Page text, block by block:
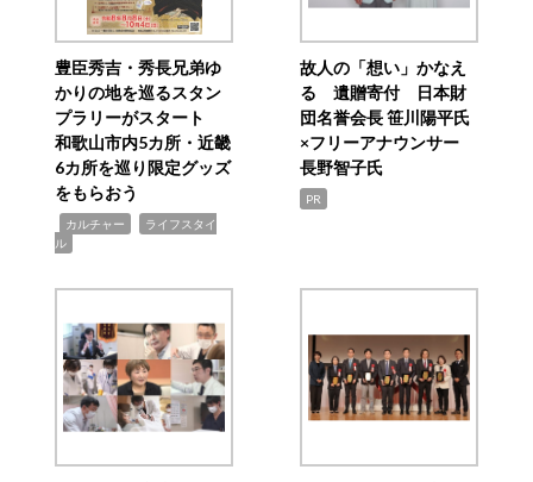
豊臣秀吉・秀長兄弟ゆ
かりの地を巡るスタン
プラリーがスタート
和歌山市内5カ所・近畿
6カ所を巡り限定グッズ
をもらおう
カルチャー
ライフスタイ
ル
故人の「想い」かなえ
る 遺贈寄付 日本財
団名誉会長 笹川陽平氏
×フリーアナウンサー
長野智子氏
PR